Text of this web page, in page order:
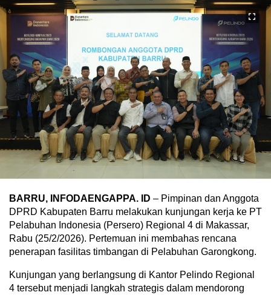
BARRU, INFODAENGAPPA. ID – Pimpinan dan Anggota
DPRD Kabupaten Barru melakukan kunjungan kerja ke PT
Pelabuhan Indonesia (Persero) Regional 4 di Makassar,
Rabu (25/2/2026). Pertemuan ini membahas rencana
penerapan fasilitas timbangan di Pelabuhan Garongkong.
Kunjungan yang berlangsung di Kantor Pelindo Regional
4 tersebut menjadi langkah strategis dalam mendorong